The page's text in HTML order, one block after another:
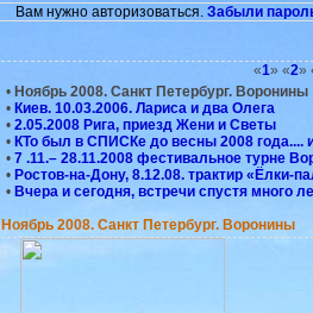
Вам нужно авторизоваться. Забыли
«1» «2»
• Ноябрь 2008. Санкт Петербург. Воронины
• Киев. 10.03.2006. Лариса и два Олега
• 2.05.2008 Рига, приезд Жени и Светы
• КТо был в СПИСКе до весны 2008 года....
• 7 .11.– 28.11.2008 фестивальное турне
• Ростов-на-Дону, 8.12.08. трактир «Ёлки-
• Вчера и сегодня, встречи спустя много
Ноябрь 2008. Санкт Петербург. Воронины